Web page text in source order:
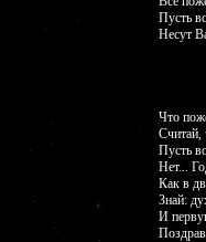
Пусть
Несут
Что
Считай,
Пусть
Нет...
Как в
Знай:
И